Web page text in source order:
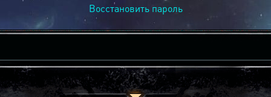
Восстановить пароль